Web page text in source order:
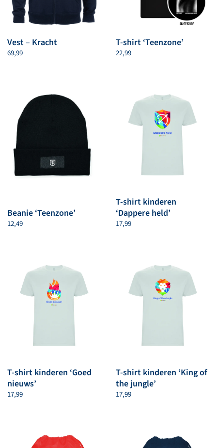
Vest – Kracht
69,99
T-shirt ‘Teenzone’
22,99
Beanie ‘Teenzone’
12,49
T-shirt kinderen
‘Dappere held’
17,99
T-shirt kinderen ‘Goed
nieuws’
17,99
T-shirt kinderen ‘King of
the jungle’
17,99